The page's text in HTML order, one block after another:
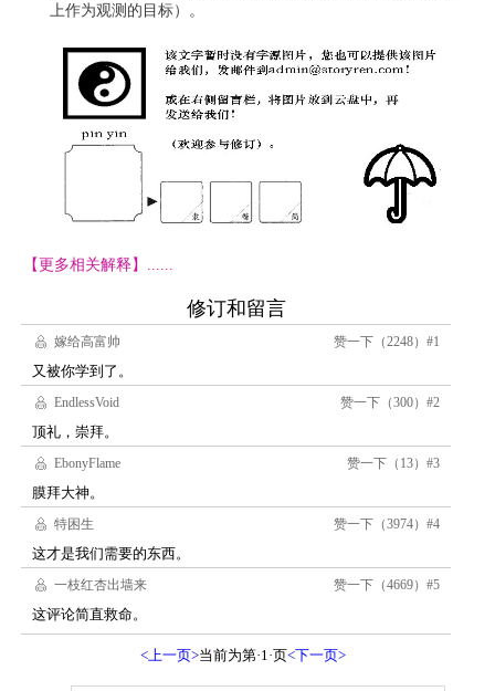
上作为观测的目标）。
【更多相关解释】......